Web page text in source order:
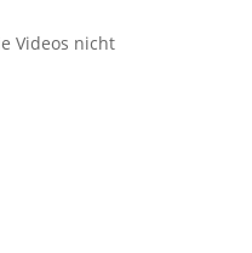
Videos nicht